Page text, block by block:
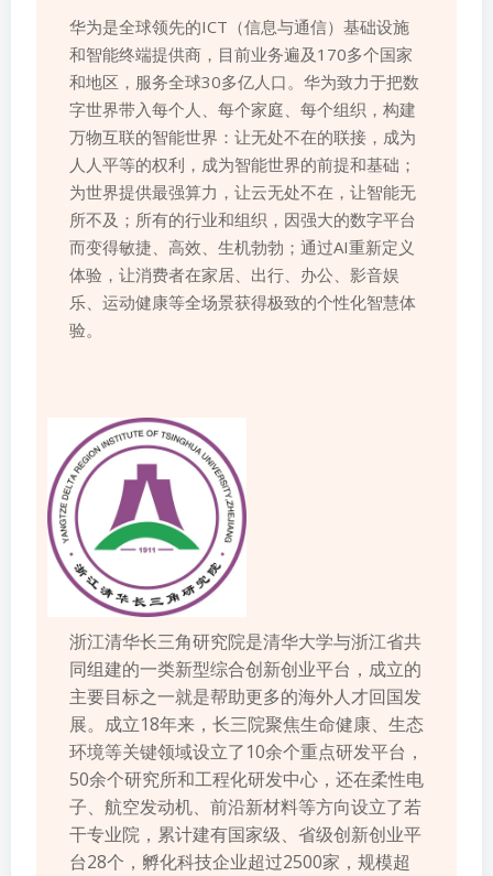
华为是全球领先的ICT（信息与通信）基础设施
和智能终端提供商，目前业务遍及170多个国家
和地区，服务全球30多亿人口。华为致力于把数
字世界带入每个人、每个家庭、每个组织，构建
万物互联的智能世界：让无处不在的联接，成为
人人平等的权利，成为智能世界的前提和基础；
为世界提供最强算力，让云无处不在，让智能无
所不及；所有的行业和组织，因强大的数字平台
而变得敏捷、高效、生机勃勃；通过AI重新定义
体验，让消费者在家居、出行、办公、影音娱
乐、运动健康等全场景获得极致的个性化智慧体
验。
浙江清华长三角研究院是清华大学与浙江省共
同组建的一类新型综合创新创业平台，成立的
主要目标之一就是帮助更多的海外人才回国发
展。成立18年来，长三院聚焦生命健康、生态
环境等关键领域设立了10余个重点研发平台，
50余个研究所和工程化研发中心，还在柔性电
子、航空发动机、前沿新材料等方向设立了若
干专业院，累计建有国家级、省级创新创业平
台28个，孵化科技企业超过2500家，规模超